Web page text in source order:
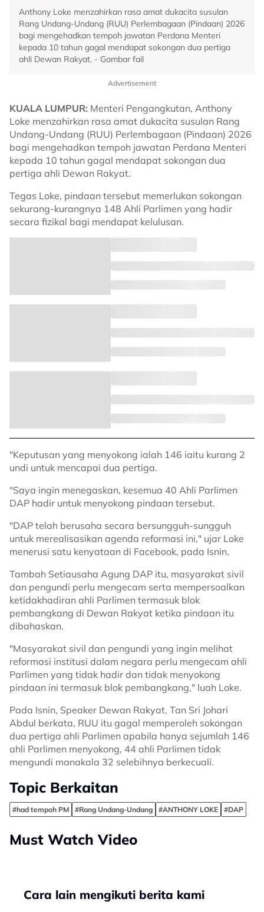
Anthony Loke menzahirkan rasa amat dukacita susulan
Rang Undang-Undang (RUU) Perlembagaan (Pindaan) 2026
bagi mengehadkan tempoh jawatan Perdana Menteri
kepada 10 tahun gagal mendapat sokongan dua pertiga
ahli Dewan Rakyat. - Gambar fail
Advertisement
KUALA LUMPUR: Menteri Pengangkutan, Anthony
Loke menzahirkan rasa amat dukacita susulan Rang
Undang-Undang (RUU) Perlembagaan (Pindaan) 2026
bagi mengehadkan tempoh jawatan Perdana Menteri
kepada 10 tahun gagal mendapat sokongan dua
pertiga ahli Dewan Rakyat.
Tegas Loke, pindaan tersebut memerlukan sokongan
sekurang-kurangnya 148 Ahli Parlimen yang hadir
secara fizikal bagi mendapat kelulusan.
"Keputusan yang menyokong ialah 146 iaitu kurang 2
undi untuk mencapai dua pertiga.
"Saya ingin menegaskan, kesemua 40 Ahli Parlimen
DAP hadir untuk menyokong pindaan tersebut.
"DAP telah berusaha secara bersungguh-sungguh
untuk merealisasikan agenda reformasi ini," ujar Loke
menerusi satu kenyataan di Facebook, pada Isnin.
Tambah Setiausaha Agung DAP itu, masyarakat sivil
dan pengundi perlu mengecam serta mempersoalkan
ketidakhadiran ahli Parlimen termasuk blok
pembangkang di Dewan Rakyat ketika pindaan itu
dibahaskan.
"Masyarakat sivil dan pengundi yang ingin melihat
reformasi institusi dalam negara perlu mengecam ahli
Parlimen yang tidak hadir dan tidak menyokong
pindaan ini termasuk blok pembangkang," luah Loke.
Pada Isnin, Speaker Dewan Rakyat, Tan Sri Johari
Abdul berkata, RUU itu gagal memperoleh sokongan
dua pertiga ahli Parlimen apabila hanya sejumlah 146
ahli Parlimen menyokong, 44 ahli Parlimen tidak
mengundi manakala 32 selebihnya berkecuali.
Topic Berkaitan
#had tempoh PM #Rang Undang-Undang #ANTHONY LOKE #DAP
Must Watch Video
Cara lain mengikuti berita kami